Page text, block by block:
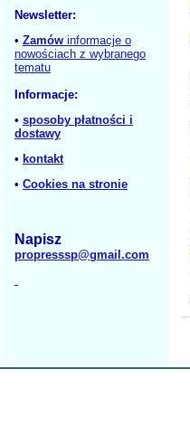
Newsletter:
• Zamów informacje o
nowościach z wybranego
tematu
Informacje:
• sposoby płatności i
dostawy
• kontakt
• Cookies na stronie
Napisz
propresssp@gmail.com